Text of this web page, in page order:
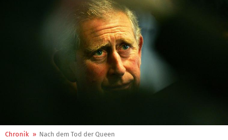
Chronik » Nach dem Tod der Queen